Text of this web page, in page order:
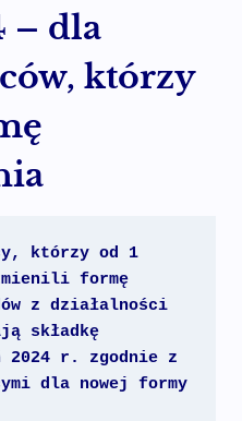
– dla
którzy
którzy od 1
formę
z działalności
składkę
2024 r. zgodnie z
dla nowej formy